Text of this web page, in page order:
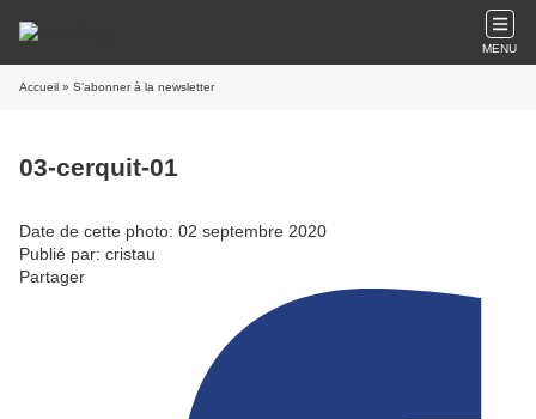
MENU
Accueil » S'abonner à la newsletter
03-cerquit-01
Date de cette photo: 02 septembre 2020
Publié par: cristau
Partager